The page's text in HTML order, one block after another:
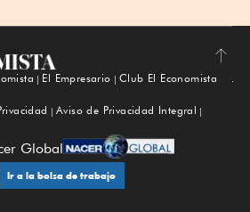
Subir
El Empresario
Club El Economista
Aviso de Privacidad Integral
Global
Ir a la bolsa de trabajo